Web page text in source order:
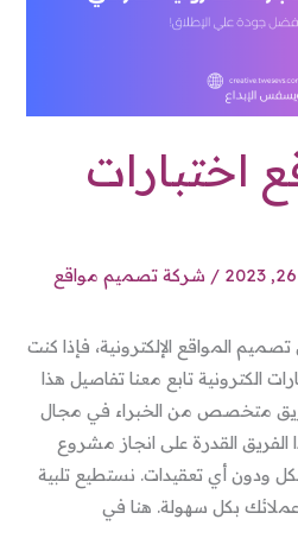
اختبارات
/ شركة تصميم مواقع
المواقع الإلكترونية، فإذا كنت
الكترونية تابع معنا تفاصيل هذا
متخصص من الخبراء في مجال
القدرة على انجاز مشروع
ودون أي تعقيدات. نستطيع تلبية
بكل سهولة. هنا في